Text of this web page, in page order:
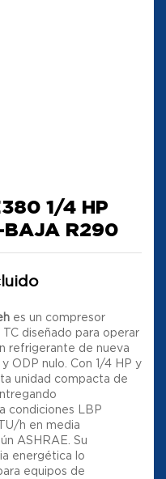
1/4 HP
BAJA R290
es un compresor
diseñado para operar
refrigerante de nueva
ODP nulo. Con 1/4 HP y
unidad compacta de
condiciones LBP
h en media
ASHRAE. Su
energética lo
equipos de